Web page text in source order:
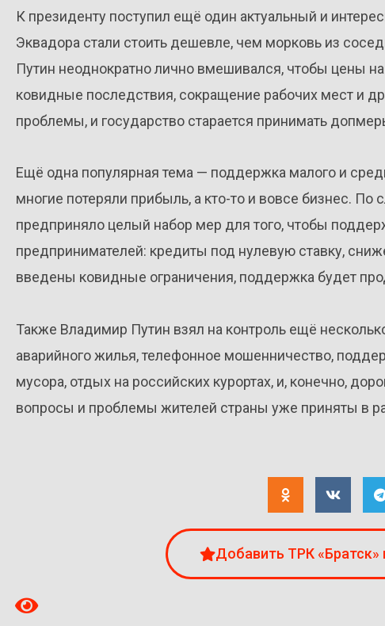
К президенту поступил ещё один актуальный и
Эквадора стали стоить дешевле, чем морковь из
Путин неоднократно лично вмешивался, чтобы цены
ковидные последствия, сокращение рабочих мест и
проблемы, и государство старается принимать
Ещё одна популярная тема — поддержка малого и
многие потеряли прибыль, а кто-то и вовсе бизнес. По
предприняло целый набор мер для того, чтобы
предпринимателей: кредиты под нулевую ставку,
введены ковидные ограничения, поддержка будет
Также Владимир Путин взял на контроль ещё
аварийного жилья, телефонное мошенничество,
мусора, отдых на российских курортах, и, конечно,
вопросы и проблемы жителей страны уже приняты в
Добавить ТРК «Братск»